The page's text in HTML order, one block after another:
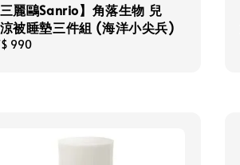
三麗鷗Sanrio】角落生物 兒
被睡墊三件組 (海洋小尖兵)
990